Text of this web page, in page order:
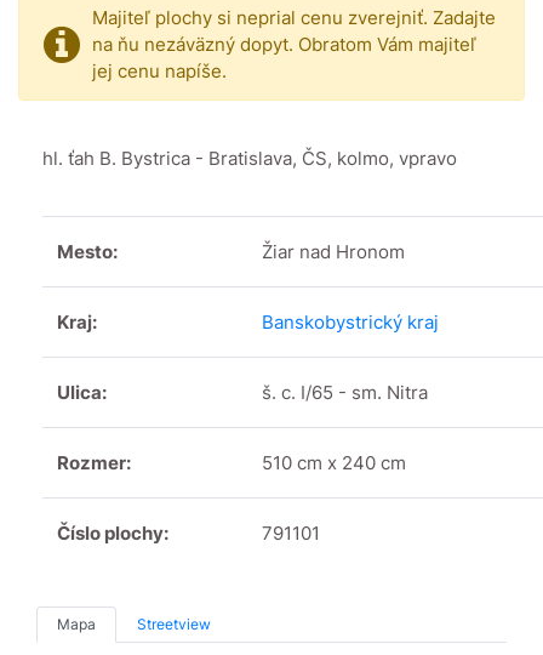
Majiteľ plochy si neprial cenu zverejniť. Zadajte
na ňu nezáväzný dopyt. Obratom Vám majiteľ
jej cenu napíše.
hl. ťah B. Bystrica - Bratislava, ČS, kolmo, vpravo
Mesto: Žiar nad Hronom
Kraj: Banskobystrický kraj
Ulica: š. c. I/65 - sm. Nitra
Rozmer: 510 cm x 240 cm
Číslo plochy: 791101
Mapa Streetview